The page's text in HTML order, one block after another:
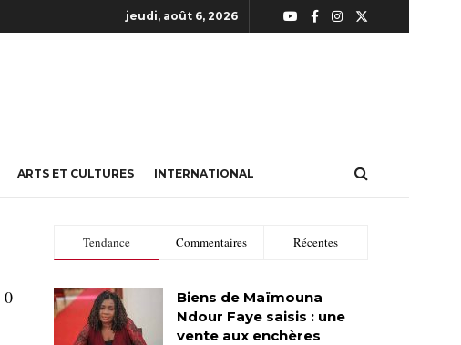
jeudi, août 6, 2026
ARTS ET CULTURES INTERNATIONAL
0
Tendance Commentaires Récentes
Biens de Maïmouna
Ndour Faye saisis : une
vente aux enchères